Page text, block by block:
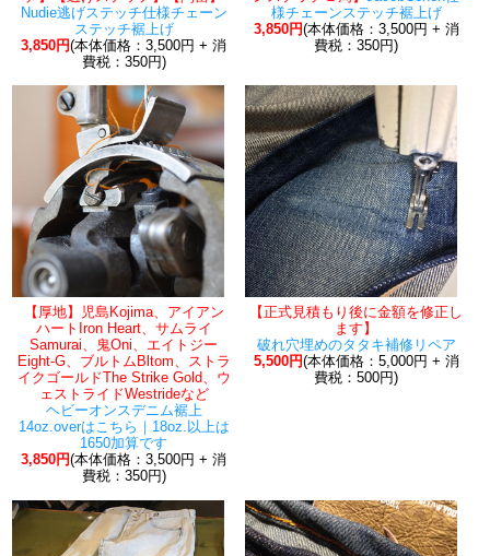
Nudie逃げステッチ仕様チェーン
ステッチ裾上げ
3,850円(本体価格：3,500円 + 消
費税：350円)
様チェーンステッチ裾上げ
3,850円(本体価格：3,500円 + 消
費税：350円)
【厚地】児島Kojima、アイアン
ハートIron Heart、サムライ
Samurai、鬼Oni、エイトジー
Eight-G、ブルトムBltom、ストラ
イクゴールドThe Strike Gold、ウ
ェストライドWestrideなど
ヘビーオンスデニム裾上
14oz.overはこちら｜18oz.以上は
1650加算です
3,850円(本体価格：3,500円 + 消
費税：350円)
【正式見積もり後に金額を修正し
ます】
破れ穴埋めのタタキ補修リペア
5,500円(本体価格：5,000円 + 消
費税：500円)